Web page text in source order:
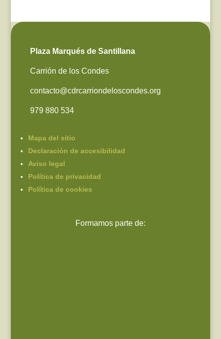
Plaza Marqués de Santillana
Carrión de los Condes
contacto@cdrcarriondeloscondes.org
979 880 534
Mapa del sitio
Declaración de accesibilidad
Aviso legal
Política de privacidad
Política de cookies
Formamos parte de: